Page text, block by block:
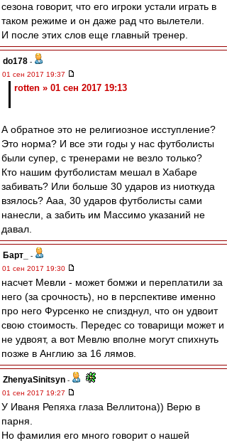
сезона говорит, что его игроки устали играть в
таком режиме и он даже рад что вылетели.
И после этих слов еще главный тренер.
do178 -
01 сен 2017 19:37
rotten » 01 сен 2017 19:13
А обратное это не религиозное исступление?
Это норма? И все эти годы у нас футболисты
были супер, с тренерами не везло только?
Кто нашим футболистам мешал в Хабаре
забивать? Или больше 30 ударов из ниоткуда
взялось? Ааа, 30 ударов футболисты сами
нанесли, а забить им Массимо указаний не
давал.
Барт_
-
01 сен 2017 19:30
насчет Мевли - может бомжи и переплатили за
него (за срочность), но в перспективе именно
про него Фурсенко не спизднул, что он удвоит
свою стоимость. Передес со товарищи может и
не удвоят, а вот Мевлю вполне могут спихнуть
позже в Англию за 16 лямов.
ZhenyaSinitsyn -
01 сен 2017 19:27
У Иваня Репяха глаза Веллитона)) Верю в
парня.
Но фамилия его много говорит о нашей